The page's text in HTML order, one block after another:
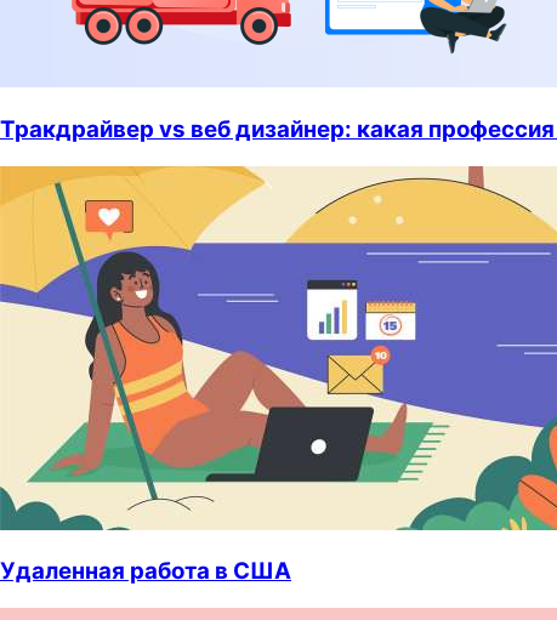
Тракдрайвер vs веб дизайнер: какая
Удаленная работа в США